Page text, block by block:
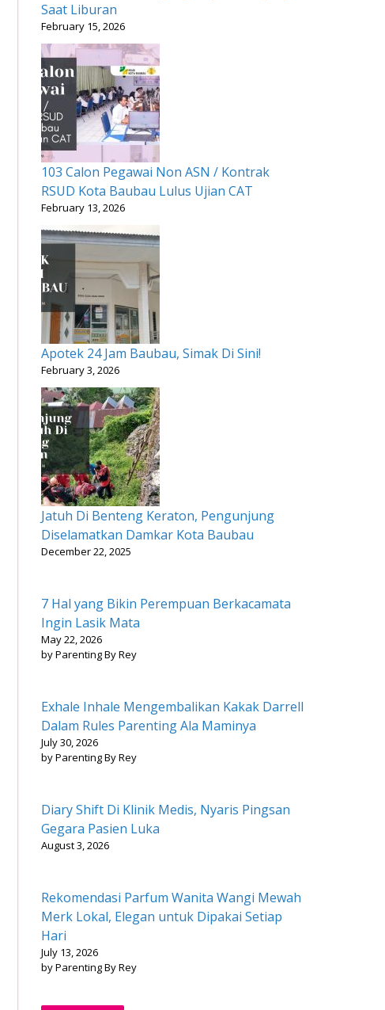
Saat Liburan
February 15, 2026
103 Calon Pegawai Non ASN / Kontrak
RSUD Kota Baubau Lulus Ujian CAT
February 13, 2026
Apotek 24 Jam Baubau, Simak Di Sini!
February 3, 2026
Jatuh Di Benteng Keraton, Pengunjung
Diselamatkan Damkar Kota Baubau
December 22, 2025
7 Hal yang Bikin Perempuan Berkacamata
Ingin Lasik Mata
May 22, 2026
by Parenting By Rey
Exhale Inhale Mengembalikan Kakak Darrell
Dalam Rules Parenting Ala Maminya
July 30, 2026
by Parenting By Rey
Diary Shift Di Klinik Medis, Nyaris Pingsan
Gegara Pasien Luka
August 3, 2026
Rekomendasi Parfum Wanita Wangi Mewah
Merk Lokal, Elegan untuk Dipakai Setiap
Hari
July 13, 2026
by Parenting By Rey